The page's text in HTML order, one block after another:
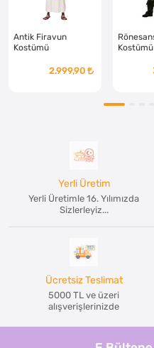
Antik Firavun
Kostümü
2.999,90
Kostümü
Yerli Üretim
Yerli Üretimle 16. Yılımızda
Sizlerleyiz...
Ücretsiz Teslimat
5000 TL ve üzeri
alışverişlerinizde